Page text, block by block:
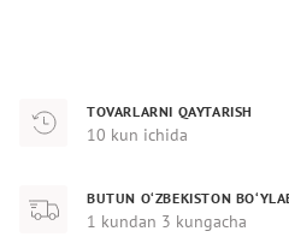
TOVARLARNI QAYTARISH
10 kun ichida
BUTUN O‘ZBEKISTON
1 kundan 3 kungacha